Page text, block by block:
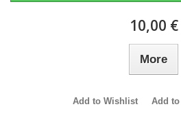
10,00 €
More
Add to Wishlist Add